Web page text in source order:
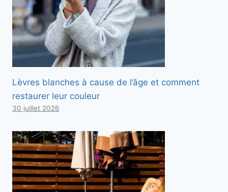
Lèvres blanches à cause de l’âge et comment
restaurer leur couleur
30 juillet 2026